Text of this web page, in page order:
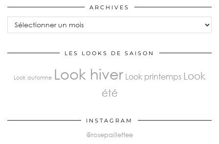
ARCHIVES
Archives
LES LOOKS DE SAISON
Look automne Look hiver Look printemps Look
été
INSTAGRAM
@rosepaillettee